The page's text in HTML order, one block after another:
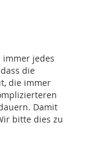
immer jedes
die
die immer
Damit
bitte dies zu